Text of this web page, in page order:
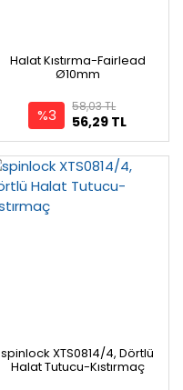
Halat Kıstırma-Fairlead
Ø10mm
%3 56,29 TL
58,03 TL
spinlock XTS0814/4, Dörtlü
Halat Tutucu-Kıstırmaç